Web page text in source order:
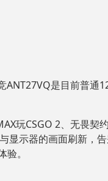
ANT27VQ是目前普通
玩CSGO 2、无畏契
显示器的画面刷新，
。